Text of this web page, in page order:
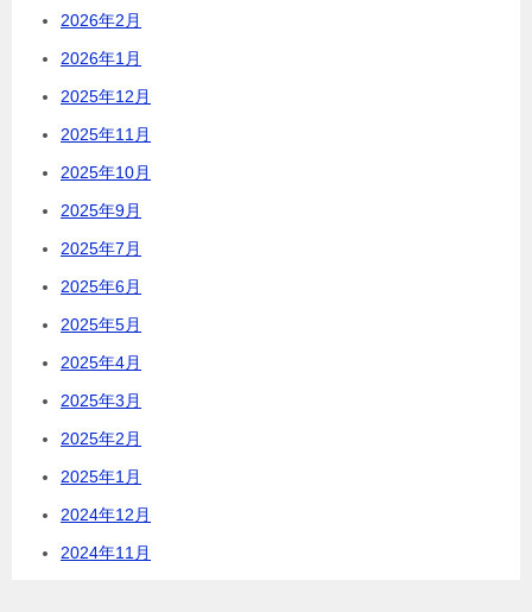
2026年2月
2026年1月
2025年12月
2025年11月
2025年10月
2025年9月
2025年7月
2025年6月
2025年5月
2025年4月
2025年3月
2025年2月
2025年1月
2024年12月
2024年11月